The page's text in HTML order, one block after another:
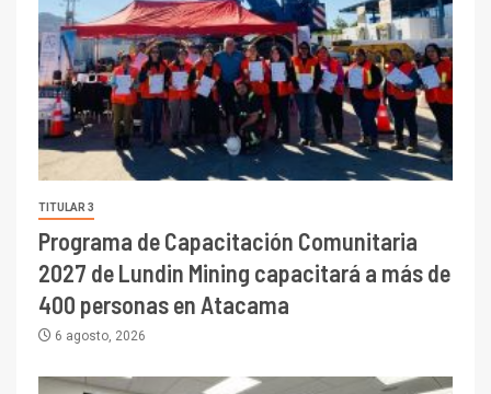
TITULAR 3
Programa de Capacitación Comunitaria
2027 de Lundin Mining capacitará a más de
400 personas en Atacama
6 agosto, 2026